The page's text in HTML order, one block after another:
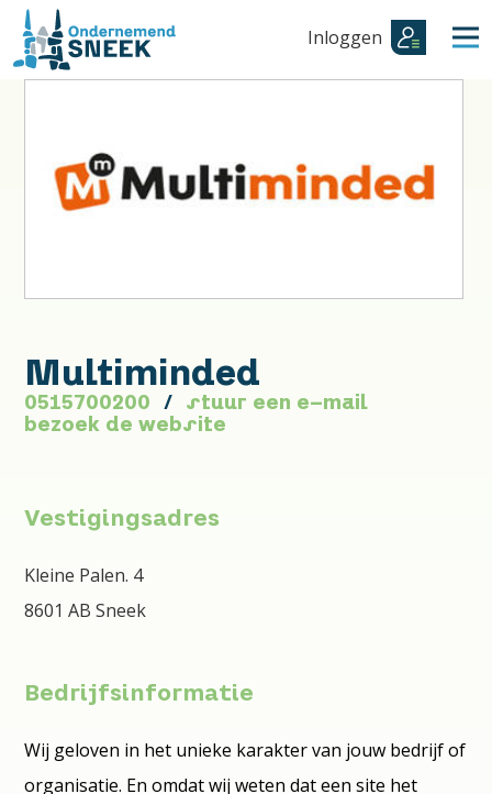
Inloggen
Multiminded
0515700200
stuur een e-mail
bezoek de website
Vestigingsadres
Kleine Palen. 4
8601 AB Sneek
Bedrijfsinformatie
Wij geloven in het unieke karakter van jouw bedrijf of
organisatie. En omdat wij weten dat een site het